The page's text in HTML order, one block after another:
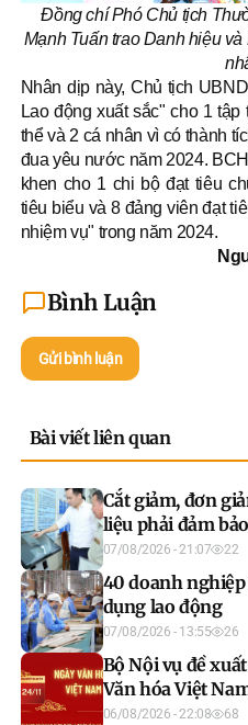
Đồng chí Phó Chủ tịch
Mạnh Tuấn trao Danh hiệu
Nhân dịp này, Chủ tịch
Lao động xuất sắc" cho 1
thể và 2 cá nhân vì có thành
đua yêu nước năm 2024.
khen cho 1 chi bộ đạt tiêu
tiêu biểu và 8 đảng viên đạt
nhiệm vụ" trong năm 2024.
Bình Luận
Gửi bình luận
Bài viết liên quan
Cắt giảm, đơn
liệu phải đảm
07/08/2026 - 21:07 22
40 doanh
dụng lao động
07/08/2026 - 13:55 26
Bộ Nội vụ đề
Văn hóa Việt
dịp Tết Âm lịch
06/08/2026 - 22:08 68